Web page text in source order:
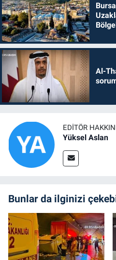
Al-
EDITÖR
Yüksel Aslan
Bunlar da ilginizi